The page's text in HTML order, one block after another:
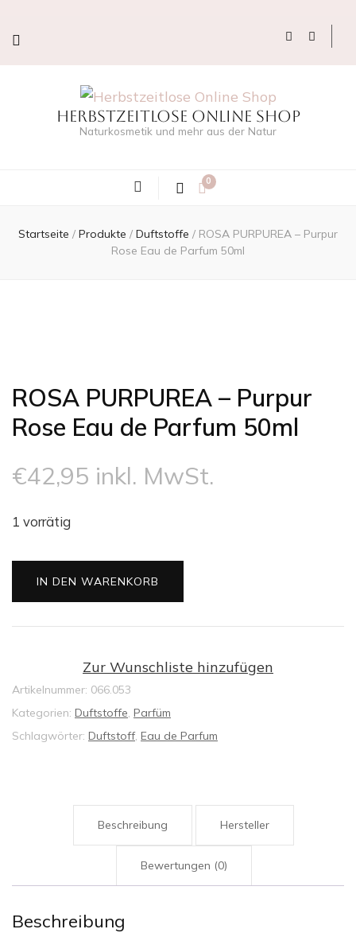
Herbstzeitlose Online Shop
Naturkosmetik und mehr aus der Natur
0
Startseite / Produkte / Duftstoffe / ROSA PURPUREA – Purpur
Rose Eau de Parfum 50ml
ROSA PURPUREA – Purpur
Rose Eau de Parfum 50ml
€42,95 inkl. MwSt.
1 vorrätig
ROSA
PURPUREA
Purpur
Parfum
50ml
IN DEN WARENKORB
Zur Wunschliste hinzufügen
Artikelnummer: 066.053
Kategorien: Duftstoffe, Parfüm
Schlagwörter: Duftstoff, Eau de Parfum
Beschreibung Hersteller
Bewertungen (0)
Beschreibung